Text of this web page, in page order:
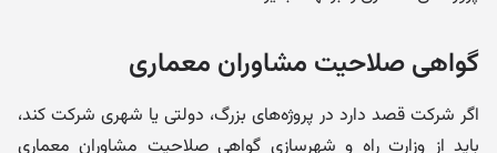
گواهی صلاحیت مشاوران معماری
اگر شرکت قصد دارد در پروژه‌های بزرگ، دولتی یا شهری شرکت کند،
باید از وزارت راه و شهرسازی گواهی صلاحیت مشاوران معماری